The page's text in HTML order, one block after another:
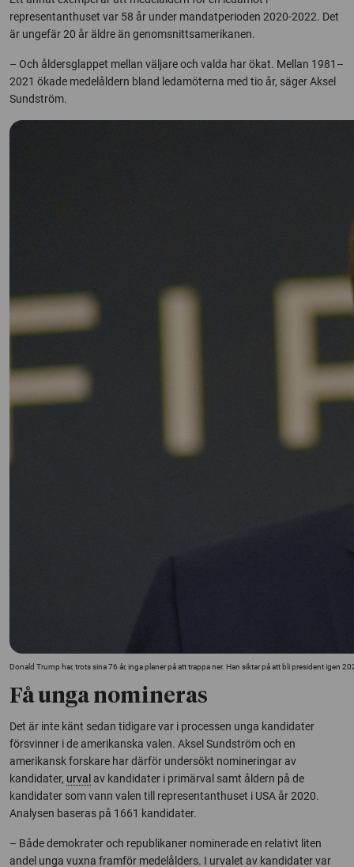
representanthuset var 58 år under mandatperioden 2020-2022. Det
är ungefär 20 år äldre än genomsnittsamerikanen.
– Och åldersglappet mellan väljare och valda har ökat. Mellan 1981–
2021 ökade medelåldern bland ledamöterna med tio år, säger Aksel
Sundström.
Donald Trump har, trots sina 76 år, inga planer på att trappa ner. Han siktar på att bli president igen
Få unga nomineras
Det är inte känt sedan tidigare var i processen unga kandidater
försvinner i de amerikanska valen. Aksel Sundström och en
amerikansk forskare har därför undersökt nomineringar av
kandidater, urval av kandidater i primärval samt åldern på de
kandidater som vann valen till representanthuset i USA år 2020.
Analysen baseras på 1661 kandidater.
– Både demokrater och republikaner nominerade en relativt liten
andel unga vuxna framför medelålders. I urvalet av kandidater var